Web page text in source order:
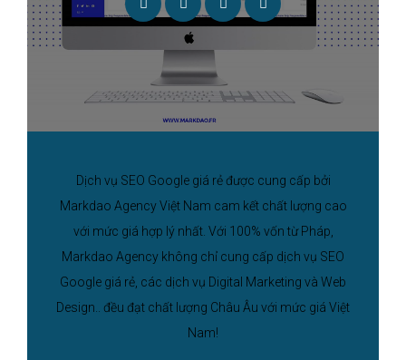
Dịch vụ SEO Google giá rẻ được cung cấp bởi
Markdao Agency Việt Nam cam kết chất lượng cao
với mức giá hợp lý nhất. Với 100% vốn từ Pháp,
Markdao Agency không chỉ cung cấp dịch vụ SEO
Google giá rẻ, các dịch vụ Digital Marketing và Web
Design.. đều đạt chất lượng Châu Âu với mức giá Việt
Nam!